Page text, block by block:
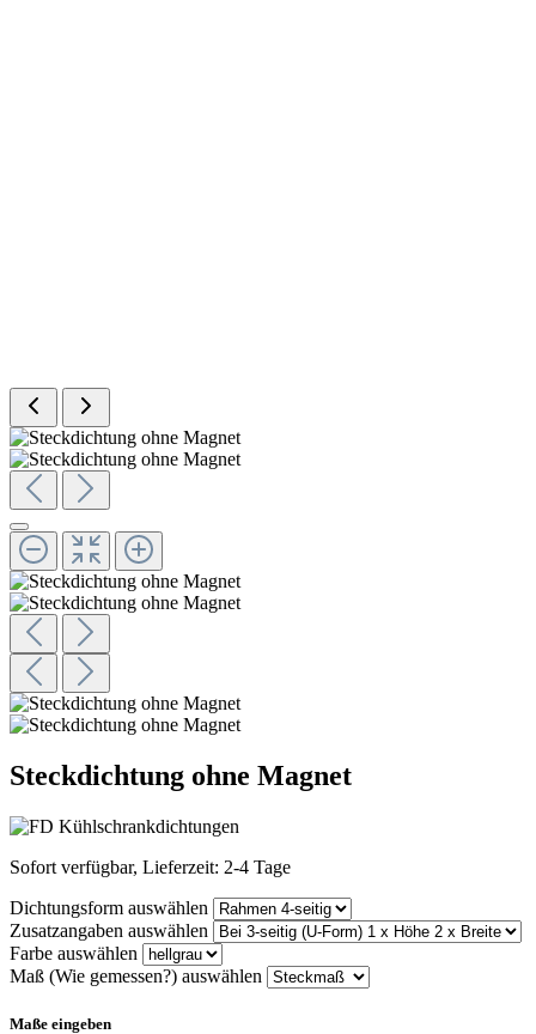
Steckdichtung ohne Magnet
Sofort verfügbar, Lieferzeit: 2-4 Tage
Dichtungsform auswählen
Zusatzangaben auswählen
Farbe auswählen
Maß (Wie gemessen?) auswählen
Maße eingeben